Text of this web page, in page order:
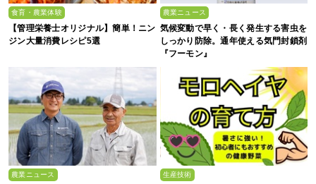
食育・農業体験
【管理栄養士オリジナル】簡単！ニン
ジン大量消費レシピ5選
農業ニュース
気候変動で早く・長く発生する害虫を
しっかり防除。通年使える気門封鎖剤
『フーモン』
農業ニュース 生産技術